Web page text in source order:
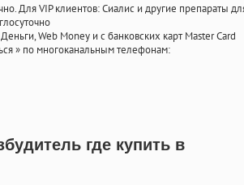
Для VIP клиентов: Сиалис и другие препараты
Web Money и с банковских карт Master Card
» по многоканальным телефонам:
где купить в